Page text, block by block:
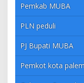
Pemkab MUBA
PLN peduli
PJ Bupati MUBA
Pemkot kota